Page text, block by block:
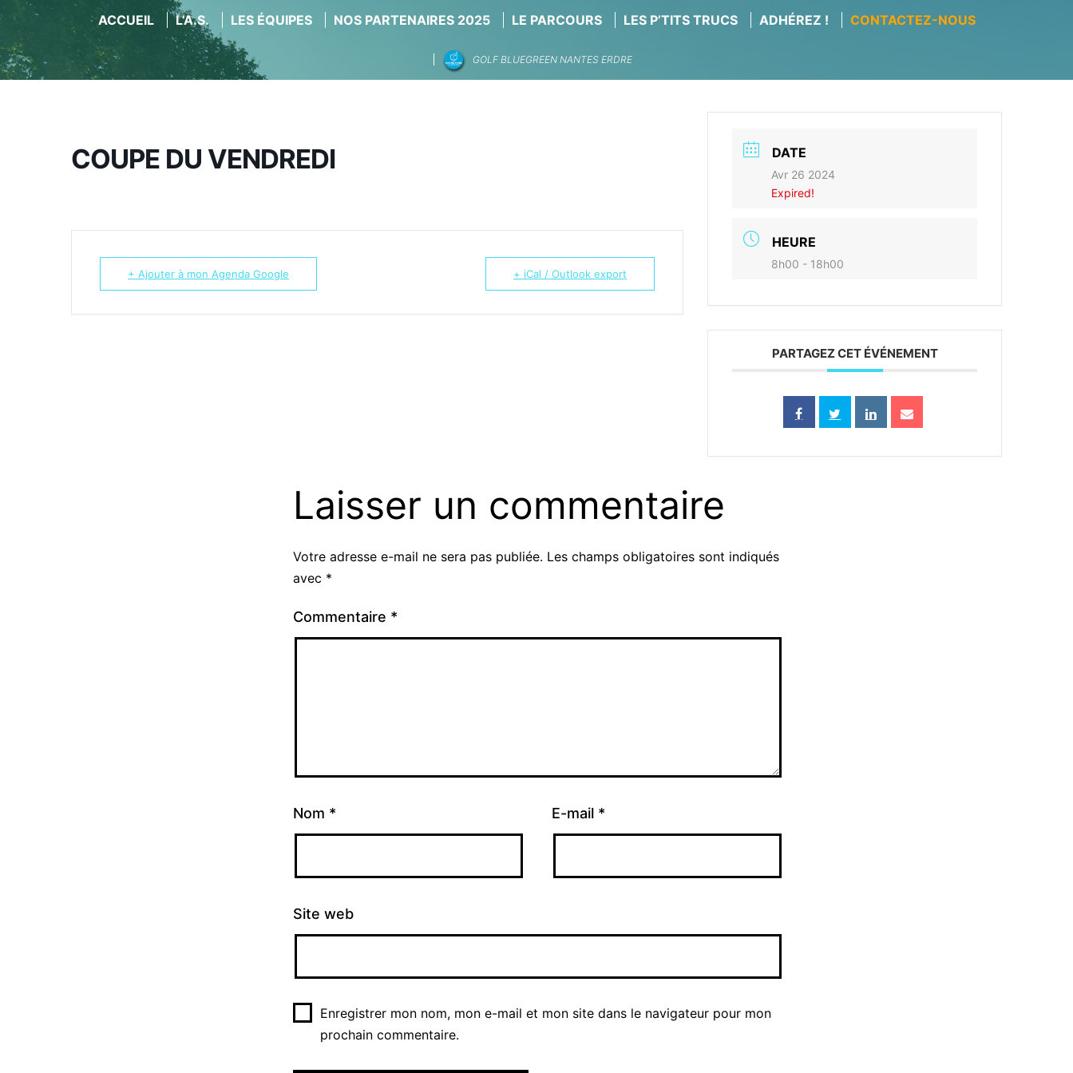
ACCUEIL L’A.S. LES ÉQUIPES NOS PARTENAIRES 2025 LE PARCOURS LES P’TITS TRUCS ADHÉREZ ! CONTACTEZ-NOUS
GOLF BLUEGREEN NANTES ERDRE
COUPE DU VENDREDI
+ Ajouter à mon Agenda Google + iCal / Outlook export
DATE
Avr 26 2024
Expired!
HEURE
8h00 - 18h00
PARTAGEZ CET ÉVÉNEMENT
Laisser un commentaire
Votre adresse e-mail ne sera pas publiée. Les champs obligatoires sont indiqués
avec *
Commentaire *
Nom * E-mail *
Site web
Enregistrer mon nom, mon e-mail et mon site dans le navigateur pour mon
prochain commentaire.